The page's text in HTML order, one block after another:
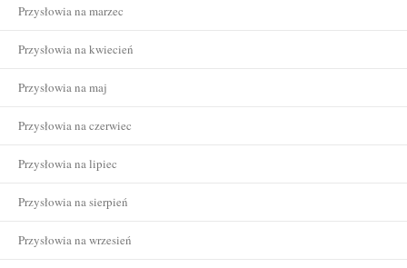
Przysłowia na marzec
Przysłowia na kwiecień
Przysłowia na maj
Przysłowia na czerwiec
Przysłowia na lipiec
Przysłowia na sierpień
Przysłowia na wrzesień